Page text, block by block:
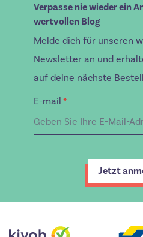
Verpasse nie wieder ein
wertvollen Blog
Melde dich für unseren
Newsletter an und
auf deine nächste
E-mail *
Jetzt